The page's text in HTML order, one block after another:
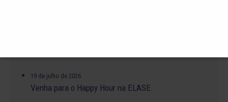
19 de julho de 2026
Venha para o Happy Hour na ELASE.